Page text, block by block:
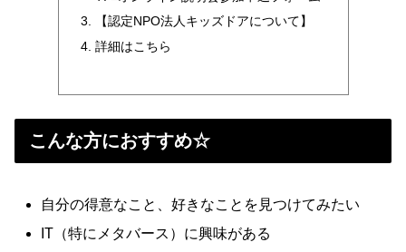
【認定NPO法人キッズドアについて】
詳細はこちら
こんな方におすすめ☆
自分の得意なこと、好きなことを見つけてみたい
IT（特にメタバース）に興味がある